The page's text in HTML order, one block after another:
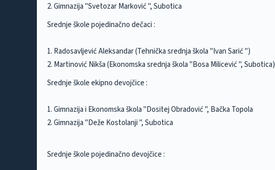
2. Gimnazija "Svetozar Marković ", Subotica
Srednje škole pojedinačno dečaci :
1. Radosavljević Aleksandar (Tehnička srednja škola "Ivan Sarić ")
2. Martinović Nikša (Ekonomska srednja škola "Bosa Milicević ", Subotica)
Srednje škole ekipno devojčice :
1. Gimnazija i Ekonomska škola "Dositej Obradović ", Bačka Topola
2. Gimnazija "Deže Kostolanji ", Subotica
Srednje škole pojedinačno devojčice :